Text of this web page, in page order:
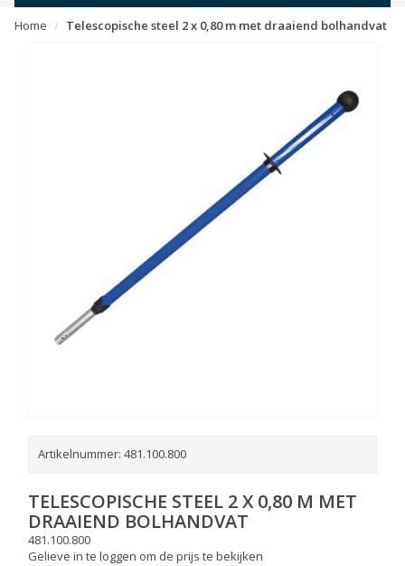
Home Telescopische steel 2 x 0,80 m met draaiend bolhandvat
Artikelnummer: 481.100.800
TELESCOPISCHE STEEL 2 X 0,80 M MET
DRAAIEND BOLHANDVAT
481.100.800
Gelieve in te loggen om de prijs te bekijken